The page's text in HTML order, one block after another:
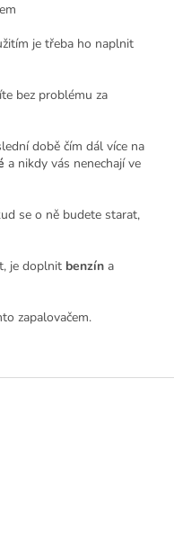
je třeba ho naplnit
bez problému za
době čím dál více na
a nikdy vás nenechají ve
se o ně budete starat,
je doplnit benzín a
zapalovačem.